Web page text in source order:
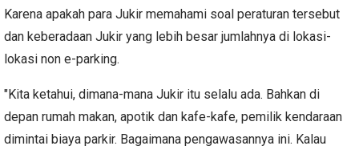
Karena apakah para Jukir memahami soal peraturan tersebut
dan keberadaan Jukir yang lebih besar jumlahnya di lokasi-
lokasi non e-parking.
"Kita ketahui, dimana-mana Jukir itu selalu ada. Bahkan di
depan rumah makan, apotik dan kafe-kafe, pemilik kendaraan
dimintai biaya parkir. Bagaimana pengawasannya ini. Kalau